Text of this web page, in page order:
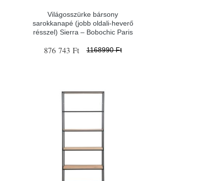
Világosszürke bársony
sarokkanapé (jobb oldali-heverő
résszel) Sierra – Bobochic Paris
876 743 Ft 1168990 Ft